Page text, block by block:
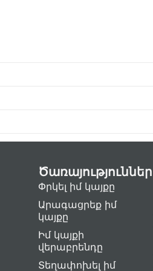
Ծառայություններ
Փրկել իմ կայքը
Արագացրեք իմ
կայքը
Իմ կայքի
վերաբրենդը
Տեղափոխել իմ